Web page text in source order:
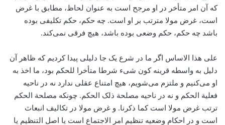
که آن امر متأخر در او مرجح است به عنوان لحاظ، مطابق با غرض
است، غرض مولا مترتب بر او است. چه حکم، ‌حکم تکلیفی بوده
باشد چه حکم، حکم وضعی بوده باشد، ‌هیچ فرقی نمی‌کند.
علی هذا الاساس اگر ما در شرع یک جا دلیلی پیدا کردیم که ظاهر آن
دلیل به واسطه قرینه کون شیء شرطا متأخرا للحکم بود، ما اخذ به
او می‌‌کنیم و ملتزم می‌‌شویم، هیچ امتناع عقلی ندارد نه در ناحیه
فعلیة الحکم و نه در ناحیه مصلحة ذلک الحکم. چونکه مصلحة الحکم
ترتب غرض مولا است کما ذکرنا. و غرض مولا در تکالیف انبعاث
است و در احکام وضعیه تنظیم امر الاجتماع است یا اصل التنظیم یا